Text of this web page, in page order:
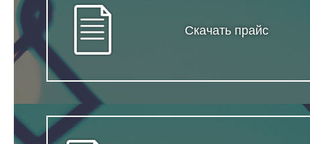
Скачать прайс